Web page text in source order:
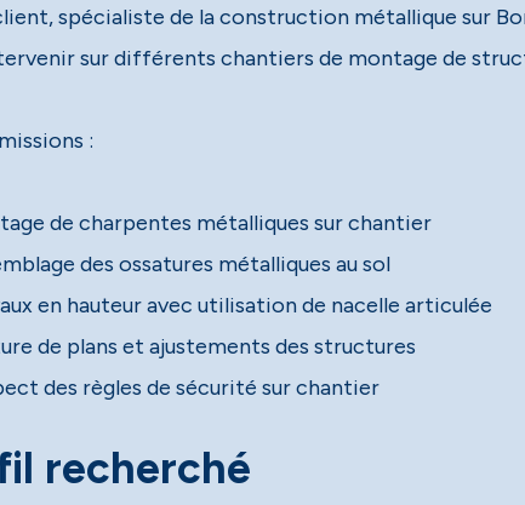
spécialiste de la construction métallique sur
sur différents chantiers de montage de
:
Montage de charpentes métalliques sur chantier
Assemblage des ossatures métalliques au sol
des règles de sécurité sur chantier
recherché